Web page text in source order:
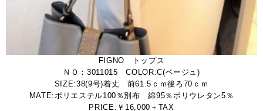
FIGNO トップス
ＮＯ：3011015 COLOR:C(ベージュ)
SIZE:38(9号)着丈 前61.5ｃｍ後ろ70ｃｍ
MATE:ポリエステル100％別布 綿95％ポリウレタン5％
PRICE:￥16,000＋TAX